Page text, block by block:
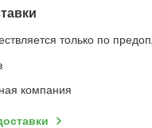
только по
компания